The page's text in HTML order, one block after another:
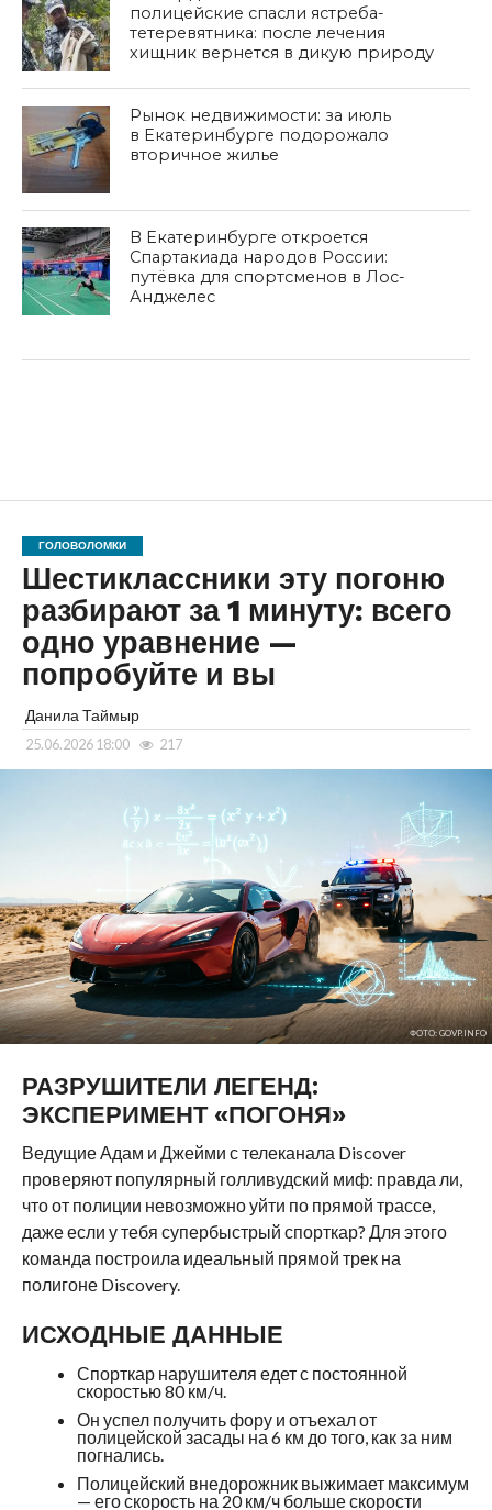
полицейские спасли ястреба-
тетеревятника: после лечения
хищник вернется в дикую природу
Рынок недвижимости: за июль
в Екатеринбурге подорожало
вторичное жилье
В Екатеринбурге откроется
Спартакиада народов России:
путёвка для спортсменов в Лос-
Анджелес
ГОЛОВОЛОМКИ
Шестиклассники эту погоню
разбирают за 1 минуту: всего
одно уравнение —
попробуйте и вы
Данила Таймыр
25.06.2026 18:00 217
ФОТО: GOVP.INFO
РАЗРУШИТЕЛИ ЛЕГЕНД:
ЭКСПЕРИМЕНТ «ПОГОНЯ»
Ведущие Адам и Джейми с телеканала Discover
проверяют популярный голливудский миф: правда ли,
что от полиции невозможно уйти по прямой трассе,
даже если у тебя супербыстрый спорткар? Для этого
команда построила идеальный прямой трек на
полигоне Discovery.
ИСХОДНЫЕ ДАННЫЕ
Спорткар нарушителя едет с постоянной
скоростью80 км/ч.
Он успел получить фору и отъехал от
полицейской засады на6 км до того, как за ним
погнались.
Полицейский внедорожник выжимает максимум
— его скорость на20 км/ч большескорости